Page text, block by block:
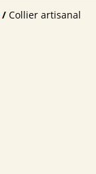
/ Collier artisanal